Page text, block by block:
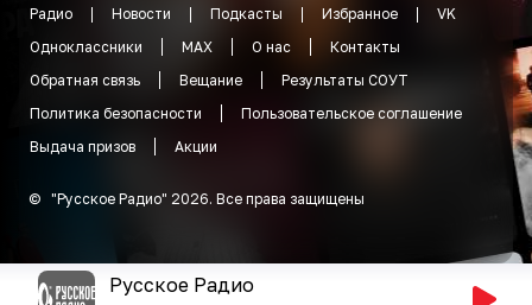
Радио Новости Подкасты Избранное
VK
Одноклассники
MAX О нас
Контакты
Обратная связь
Вещание
Результаты СОУТ
Политика безопасности
Пользовательское соглашение
Выдача призов
Акции
© "Русское Радио" 2026. Все права защищены
Русское Радио